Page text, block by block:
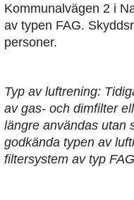
Kommunalvägen 2 i
av typen FAG.
personer.
Typ av luftrening:
av gas- och dimfilter
längre användas utan
godkända typen av
filtersystem av typ